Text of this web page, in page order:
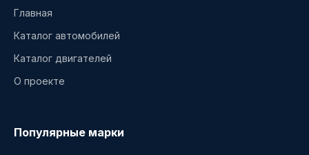
Главная
Каталог автомобилей
Каталог двигателей
О проекте
Популярные марки